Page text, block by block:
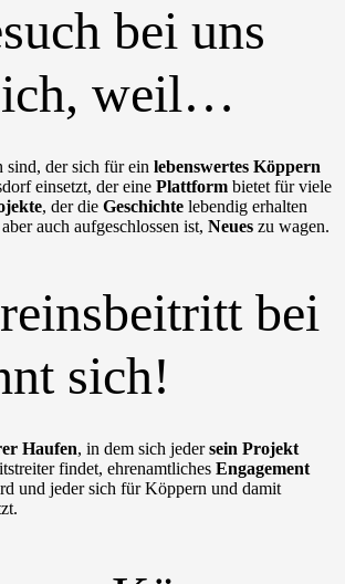
bei uns
weil…
der sich für ein lebenswertes Köppern
einsetzt, der eine Plattform bietet für viele
, der die Geschichte lebendig erhalten
auch aufgeschlossen ist, Neues zu wagen.
bei
sich!
Haufen, in dem sich jedersein Projekt
findet, ehrenamtliches Engagement
und jeder sich für Köppern und damit